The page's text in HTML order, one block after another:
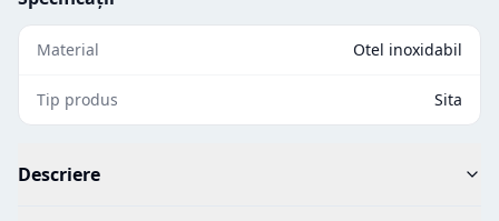
Material Otel inoxidabil
Tip produs Sita
Descriere